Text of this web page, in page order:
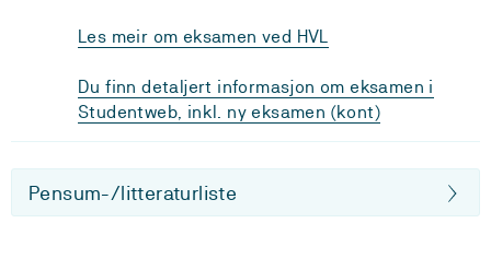
Les meir om eksamen ved HVL
Du finn detaljert informasjon om eksamen i
Studentweb, inkl. ny eksamen (kont)
Pensum-/litteraturliste